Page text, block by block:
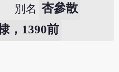
別名 杏參散
，1390前